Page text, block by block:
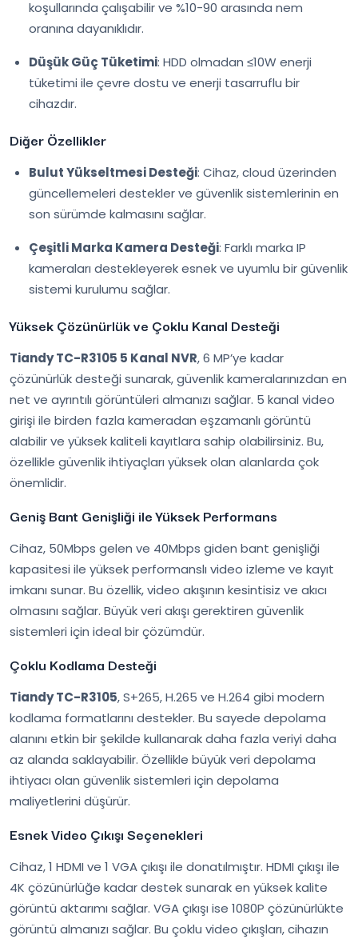
koşullarında çalışabilir ve %10-90 arasında nem
oranına dayanıklıdır.
Düşük Güç Tüketimi: HDD olmadan ≤10W enerji
tüketimi ile çevre dostu ve enerji tasarruflu bir
cihazdır.
Diğer Özellikler
Bulut Yükseltmesi Desteği: Cihaz, cloud üzerinden
güncellemeleri destekler ve güvenlik sistemlerinin en
son sürümde kalmasını sağlar.
Çeşitli Marka Kamera Desteği: Farklı marka IP
kameraları destekleyerek esnek ve uyumlu bir güvenlik
sistemi kurulumu sağlar.
Yüksek Çözünürlük ve Çoklu Kanal Desteği
Tiandy TC-R3105 5 Kanal NVR, 6 MP’ye kadar
çözünürlük desteği sunarak, güvenlik kameralarınızdan en
net ve ayrıntılı görüntüleri almanızı sağlar. 5 kanal video
girişi ile birden fazla kameradan eşzamanlı görüntü
alabilir ve yüksek kaliteli kayıtlara sahip olabilirsiniz. Bu,
özellikle güvenlik ihtiyaçları yüksek olan alanlarda çok
önemlidir.
Geniş Bant Genişliği ile Yüksek Performans
Cihaz, 50Mbps gelen ve 40Mbps giden bant genişliği
kapasitesi ile yüksek performanslı video izleme ve kayıt
imkanı sunar. Bu özellik, video akışının kesintisiz ve akıcı
olmasını sağlar. Büyük veri akışı gerektiren güvenlik
sistemleri için ideal bir çözümdür.
Çoklu Kodlama Desteği
Tiandy TC-R3105, S+265, H.265 ve H.264 gibi modern
kodlama formatlarını destekler. Bu sayede depolama
alanını etkin bir şekilde kullanarak daha fazla veriyi daha
az alanda saklayabilir. Özellikle büyük veri depolama
ihtiyacı olan güvenlik sistemleri için depolama
maliyetlerini düşürür.
Esnek Video Çıkışı Seçenekleri
Cihaz, 1 HDMI ve 1 VGA çıkışı ile donatılmıştır. HDMI çıkışı ile
4K çözünürlüğe kadar destek sunarak en yüksek kalite
görüntü aktarımı sağlar. VGA çıkışı ise 1080P çözünürlükte
görüntü almanızı sağlar. Bu çoklu video çıkışları, cihazın